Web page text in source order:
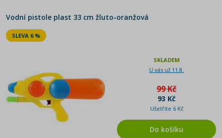
Vodní pistole plast 33 cm žluto-oranžová
SLEVA 6 %
SKLADEM
U vás už 11.8.
99 Kč
93 Kč
Ušetříte 6 Kč
Do košíku